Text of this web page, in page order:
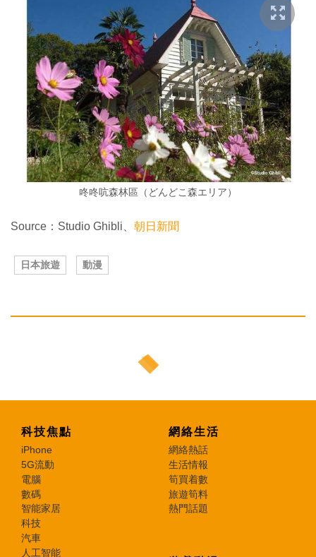
咚咚吭森林區（どんどこ森エリア）
Source：Studio Ghibli、 朝日新聞
日本旅遊 動漫
科技焦點
iPhone
5G流動
電腦
數碼
智能家居
科技
汽車
人工智能
網絡生活
網絡熱話
生活情報
筍買着數
旅遊筍料
熱門話題